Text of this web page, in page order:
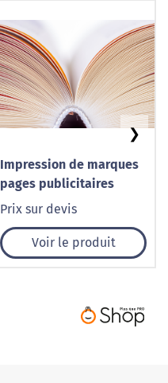
Impression de marques
pages publicitaires
Prix sur devis
Voir le produit
❯